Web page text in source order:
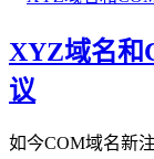
XYZ域名和
议
如今COM域名新